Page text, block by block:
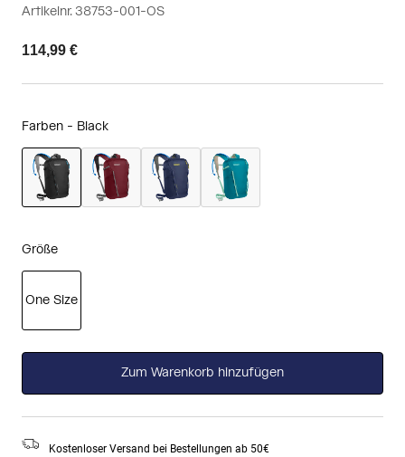
Artikelnr.38753-001-OS
114,99 €
Farben - Black
Größe
One Size
Zum Warenkorb hinzufügen
Kostenloser Versand bei Bestellungen ab 50€